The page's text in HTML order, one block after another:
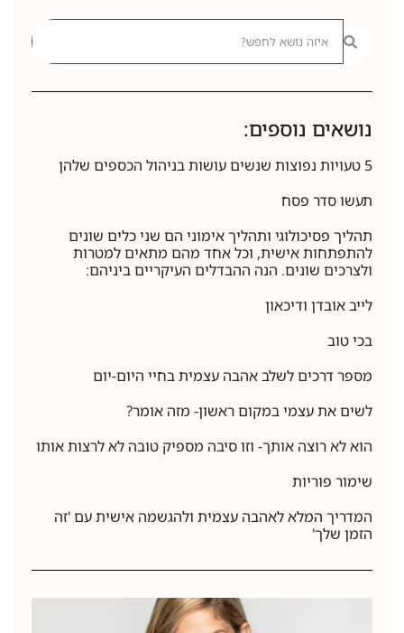
נושאים נוספים:
5 טעויות נפוצות שנשים עושות בניהול הכספים שלהן
תעשו סדר פסח
תהליך פסיכולוגי ותהליך אימוני הם שני כלים שונים
להתפתחות אישית, וכל אחד מהם מתאים למטרות
ולצרכים שונים. הנה ההבדלים העיקריים ביניהם:
לייב אובדן ודיכאון
בכי טוב
מספר דרכים לשלב אהבה עצמית בחיי היום-יום
לשים את עצמי במקום ראשון- מזה אומר?
הוא לא רוצה אותך- וזו סיבה מספיק טובה לא לרצות אותו
שימור פוריות
המדריך המלא לאהבה עצמית ולהגשמה אישית עם 'זה
הזמן שלך'